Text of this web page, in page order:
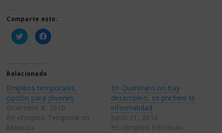
Comparte esto:
Haz
clic
(Se
abre
una
ventana
nueva)
Haz
clic
una
ventana
nueva)
Relacionado
Empleos temporales,
opción para jóvenes
diciembre 8, 2010
En «Empleo Temporal en
México»
En Querétaro no hay
desempleo, se prefiere la
informalidad
junio 21, 2016
En «Empleo Informal»